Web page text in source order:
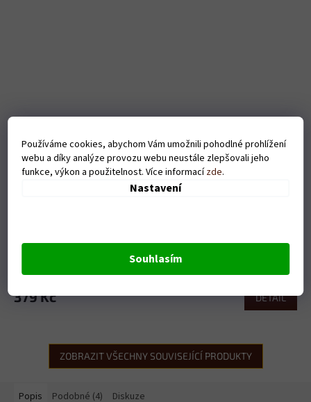
Používáme cookies, abychom Vám umožnili pohodlné prohlížení
webu a díky analýze provozu webu neustále zlepšovali jeho
funkce, výkon a použitelnost. Více informacízde.
Nastavení
Souhlasím
379 Kč DETAIL
ZOBRAZIT VŠECHNY SOUVISEJÍCÍ PRODUKTY
Popis Podobné (4) Diskuze